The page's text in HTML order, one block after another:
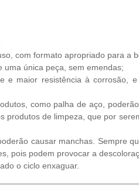
com formato apropriado para a
uma única peça, sem emendas;
e maior resistência à corrosão,
como palha de aço,
de limpeza, que por
causar manchas. Sempre
pois podem provocar a
o ciclo enxaguar.